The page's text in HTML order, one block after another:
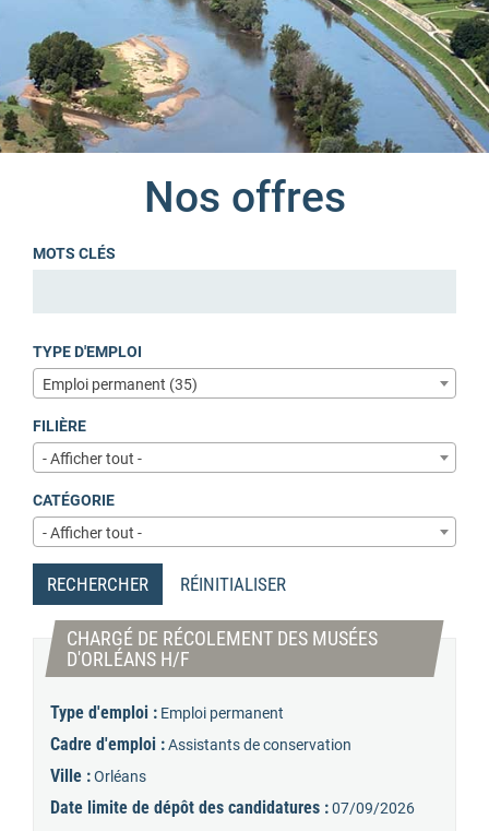
Nos offres
MOTS CLÉS
TYPE D'EMPLOI
Emploi permanent (35)
FILIÈRE
- Afficher tout -
CATÉGORIE
- Afficher tout -
RECHERCHER RÉINITIALISER
CHARGÉ DE RÉCOLEMENT DES MUSÉES
D'ORLÉANS H/F
Type d'emploi : Emploi permanent
Cadre d'emploi :Assistants de conservation
Ville :Orléans
Date limite de dépôt des candidatures :07/09/2026